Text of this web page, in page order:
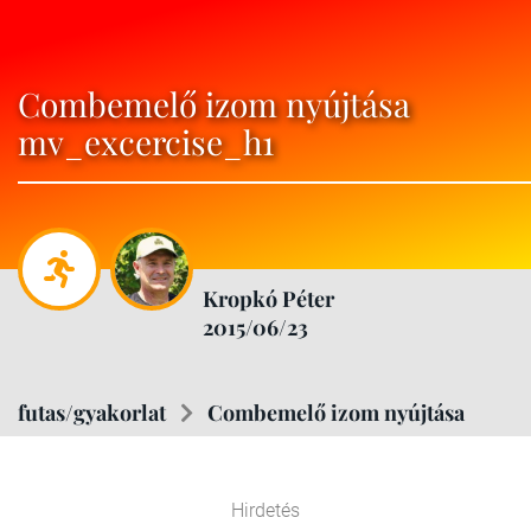
Combemelő izom nyújtása
mv_excercise_h1
Kropkó Péter
2015/06/23
futas/gyakorlat Combemelő izom nyújtása
Hirdetés